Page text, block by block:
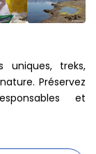
uniques, treks,
Préservez
et